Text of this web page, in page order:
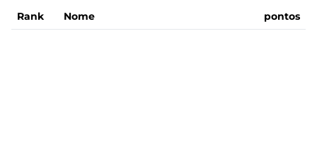
Rank Nome pontos